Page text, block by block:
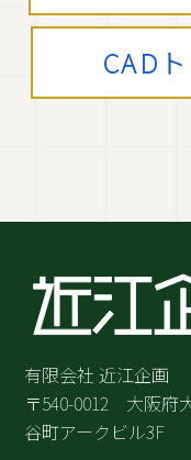
CAD
有限会社 近江企画
〒540-0012 大阪府
谷町アークビル3F